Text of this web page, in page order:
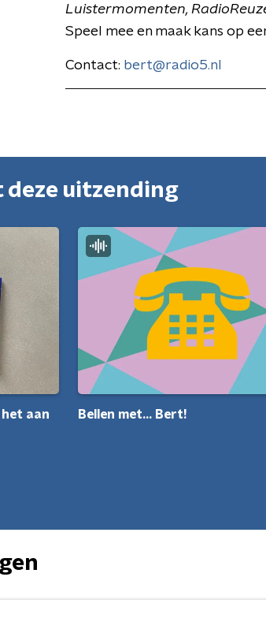
Luistermomenten,
Speel mee en maak kans op
Contact: bert@radio5.nl
deze uitzending
aan
Bellen met... Bert!